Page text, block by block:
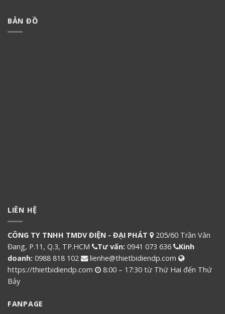
BẢN ĐỒ
LIÊN HỆ
CÔNG TY TNHH TMDV ĐIỆN - ĐẠI PHÁT
205/60 Trần Văn
Đang, P.11, Q.3, TP.HCM
Tư vấn: 0941 073 636
Kinh
doanh: 0988 818 102
lienhe@thietbidiendp.com
https://thietbidiendp.com
8:00 – 17:30 từ Thứ Hai đến Thứ
Bảy
FANPAGE